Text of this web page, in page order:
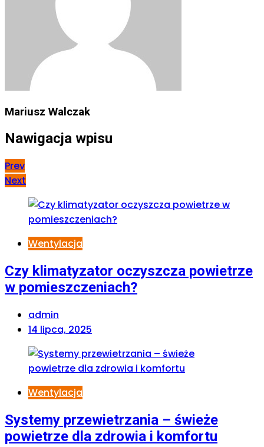
Mariusz Walczak
Nawigacja wpisu
Prev
Next
Wentylacja
Czy klimatyzator oczyszcza powietrze
w pomieszczeniach?
admin
14 lipca, 2025
Wentylacja
Systemy przewietrzania – świeże
powietrze dla zdrowia i komfortu